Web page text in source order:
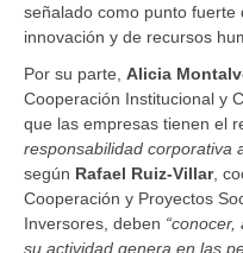
señalado como punto fuerte
innovación y de recursos
Por su parte, Alicia
Cooperación Institucional y
que las empresas tienen el
responsabilidad corporativa
según Rafael Ruiz-Villar,
Cooperación y Proyectos
Inversores, deben
su actividad genera en las